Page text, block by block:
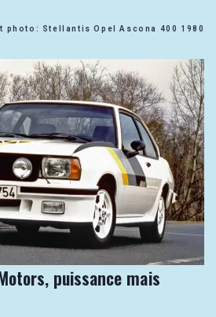
photo: Stellantis Opel Ascona 400 1980
puissance mais